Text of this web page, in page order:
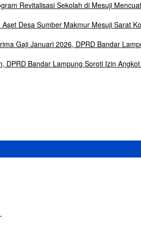
Revitalisasi Sekolah di Mesuji Mencuat
Desa Sumber Makmur Mesuji Sarat
Gaji Januari 2026, DPRD Bandar
DPRD Bandar Lampung Soroti Izin